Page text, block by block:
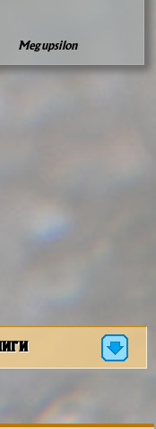
Megupsilon